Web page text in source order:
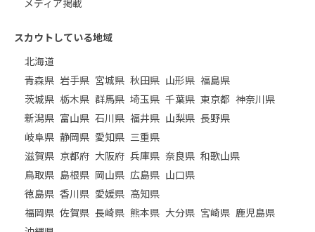
スカウトしている地域
北海道
青森県 岩手県 宮城県 秋田県 山形県 福島県
茨城県 栃木県 群馬県 埼玉県 千葉県 東京都 神奈川県
新潟県 富山県 石川県 福井県 山梨県 長野県
岐阜県 静岡県 愛知県 三重県
滋賀県 京都府 大阪府 兵庫県 奈良県 和歌山県
鳥取県 島根県 岡山県 広島県 山口県
徳島県 香川県 愛媛県 高知県
福岡県 佐賀県 長崎県 熊本県 大分県 宮崎県 鹿児島県